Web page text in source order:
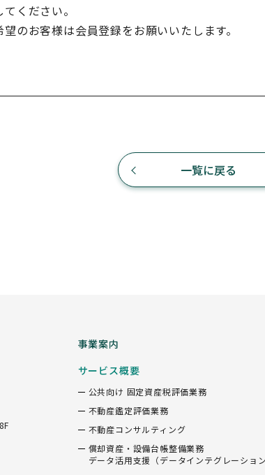
ください。
のお客様は会員登録をお願いいたします。
一覧に戻る
事業案内
サービス概要
公共向け 固定資産税評価業務
不動産鑑定評価業務
不動産コンサルティング
償却資産・設備台帳整備業務
データ活用支援（データインテグレーション